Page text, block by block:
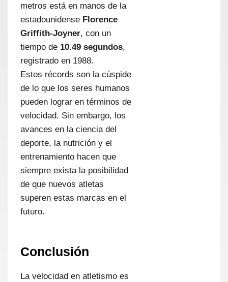
metros está en manos de la
estadounidense Florence
Griffith-Joyner, con un
tiempo de 10.49 segundos,
registrado en 1988.
Estos récords son la cúspide
de lo que los seres humanos
pueden lograr en términos de
velocidad. Sin embargo, los
avances en la ciencia del
deporte, la nutrición y el
entrenamiento hacen que
siempre exista la posibilidad
de que nuevos atletas
superen estas marcas en el
futuro.
Conclusión
La velocidad en atletismo es